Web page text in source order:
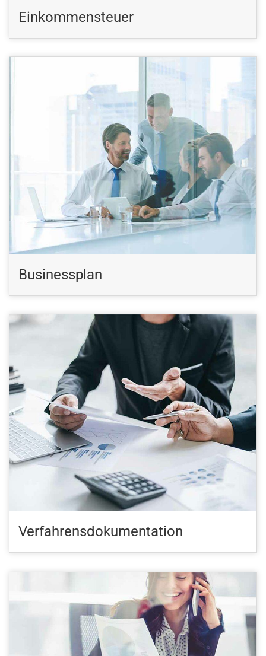
Einkommensteuer
Businessplan
Verfahrensdokumentation